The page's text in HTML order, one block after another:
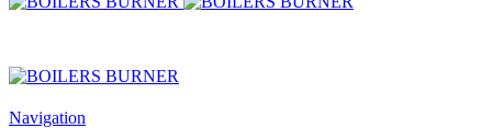
Navigation